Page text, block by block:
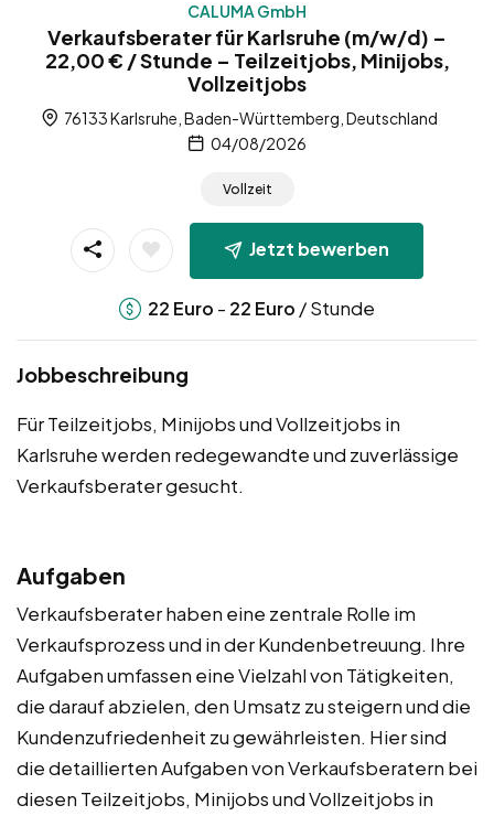
CALUMA GmbH
Verkaufsberater für Karlsruhe (m/w/d) –
22,00 € / Stunde – Teilzeitjobs, Minijobs,
Vollzeitjobs
76133 Karlsruhe, Baden-Württemberg, Deutschland
04/08/2026
Vollzeit
Jetzt bewerben
22 Euro - 22 Euro / Stunde
Jobbeschreibung
Für Teilzeitjobs, Minijobs und Vollzeitjobs in
Karlsruhe werden redegewandte und zuverlässige
Verkaufsberater gesucht.
Aufgaben
Verkaufsberater haben eine zentrale Rolle im
Verkaufsprozess und in der Kundenbetreuung. Ihre
Aufgaben umfassen eine Vielzahl von Tätigkeiten,
die darauf abzielen, den Umsatz zu steigern und die
Kundenzufriedenheit zu gewährleisten. Hier sind
die detaillierten Aufgaben von Verkaufsberatern bei
diesen Teilzeitjobs, Minijobs und Vollzeitjobs in